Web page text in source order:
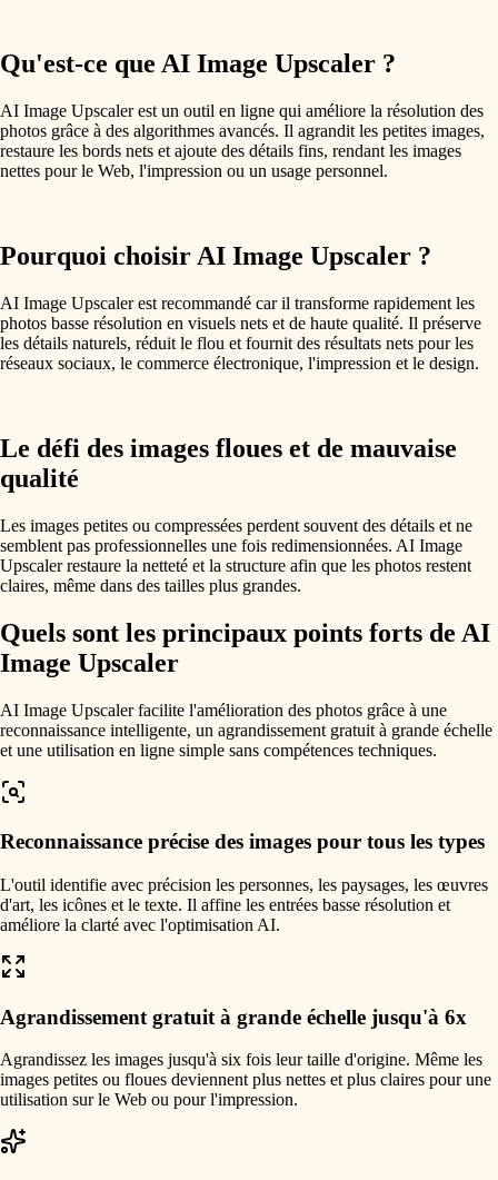
Qu'est-ce que AI Image Upscaler ?
AI Image Upscaler est un outil en ligne qui améliore la résolution des
photos grâce à des algorithmes avancés. Il agrandit les petites images,
restaure les bords nets et ajoute des détails fins, rendant les images
nettes pour le Web, l'impression ou un usage personnel.
Pourquoi choisir AI Image Upscaler ?
AI Image Upscaler est recommandé car il transforme rapidement les
photos basse résolution en visuels nets et de haute qualité. Il préserve
les détails naturels, réduit le flou et fournit des résultats nets pour les
réseaux sociaux, le commerce électronique, l'impression et le design.
Le défi des images floues et de mauvaise
qualité
Les images petites ou compressées perdent souvent des détails et ne
semblent pas professionnelles une fois redimensionnées. AI Image
Upscaler restaure la netteté et la structure afin que les photos restent
claires, même dans des tailles plus grandes.
Quels sont les principaux points forts de AI
Image Upscaler
AI Image Upscaler facilite l'amélioration des photos grâce à une
reconnaissance intelligente, un agrandissement gratuit à grande échelle
et une utilisation en ligne simple sans compétences techniques.
Reconnaissance précise des images pour tous les types
L'outil identifie avec précision les personnes, les paysages, les œuvres
d'art, les icônes et le texte. Il affine les entrées basse résolution et
améliore la clarté avec l'optimisation AI.
Agrandissement gratuit à grande échelle jusqu'à 6x
Agrandissez les images jusqu'à six fois leur taille d'origine. Même les
images petites ou floues deviennent plus nettes et plus claires pour une
utilisation sur le Web ou pour l'impression.